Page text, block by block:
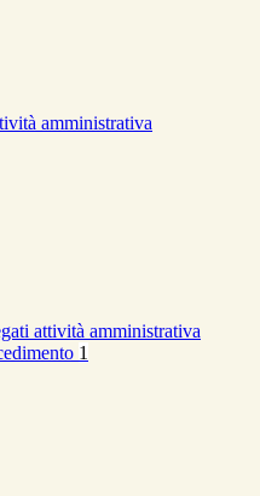
amministrativa
attività amministrativa
1